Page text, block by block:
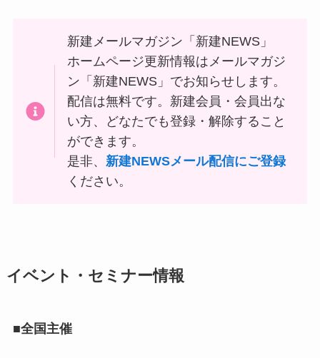
新建メールマガジン「新建NEWS」
ホームページ更新情報はメールマガジ
ン「新建NEWS」でお知らせします。
配信は無料です。新建会員・会員出な
い方、どなたでも登録・解除すること
ができます。
是非、新建NEWSメール配信にご登録
ください。
イベント・セミナー情報
■全国主催